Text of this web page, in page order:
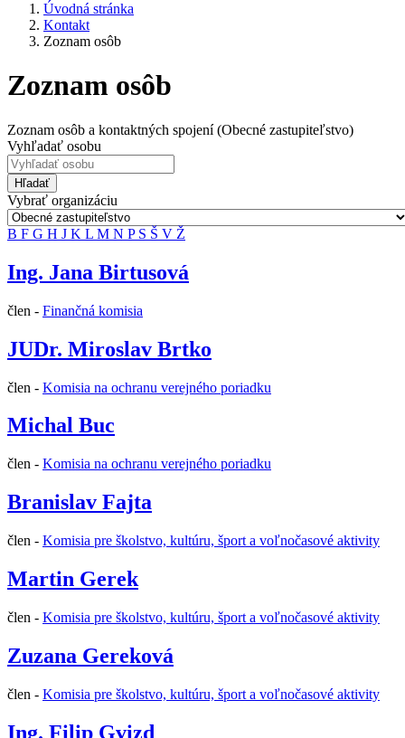
Úvodná stránka
Kontakt
Zoznam osôb
Zoznam osôb
Zoznam osôb a kontaktných spojení (Obecné zastupiteľstvo)
Vyhľadať osobu
Hľadať
Vybrať organizáciu
B F G H J K L M N P S Š V Ž
Ing. Jana Birtusová
člen - Finančná komisia
JUDr. Miroslav Brtko
člen - Komisia na ochranu verejného poriadku
Michal Buc
člen - Komisia na ochranu verejného poriadku
Branislav Fajta
člen - Komisia pre školstvo, kultúru, šport a voľnočasové aktivity
Martin Gerek
člen - Komisia pre školstvo, kultúru, šport a voľnočasové aktivity
Zuzana Gereková
člen - Komisia pre školstvo, kultúru, šport a voľnočasové aktivity
Ing. Filip Gvizd